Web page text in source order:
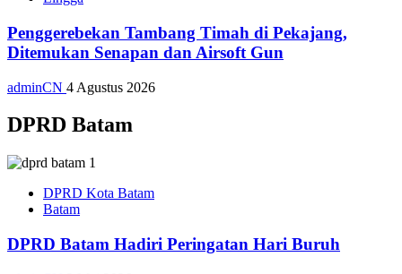
Penggerebekan Tambang Timah di Pekajang,
Ditemukan Senapan dan Airsoft Gun
adminCN 4 Agustus 2026
DPRD Batam
DPRD Kota Batam
Batam
DPRD Batam Hadiri Peringatan Hari Buruh